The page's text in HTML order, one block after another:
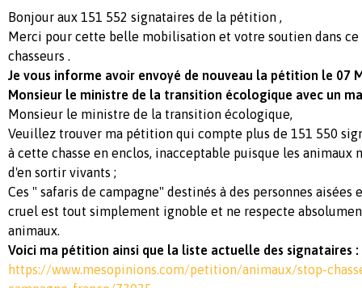
Bonjour aux 151 552 signataires de la pétition ,
Merci pour cette belle mobilisation et votre soutien dans
chasseurs .
Je vous informe avoir envoyé de nouveau la pétition le 07
Monsieur le ministre de la transition écologique avec un
Monsieur le ministre de la transition écologique,
Veuillez trouver ma pétition qui compte plus de 151 550
à cette chasse en enclos, inacceptable puisque les animaux
d'en sortir vivants ;
Ces " safaris de campagne" destinés à des personnes
cruel est tout simplement ignoble et ne respecte
animaux.
Voici ma pétition ainsi que la liste actuelle des signataires :
https://www.mesopinions.com/petition/animaux/stop-